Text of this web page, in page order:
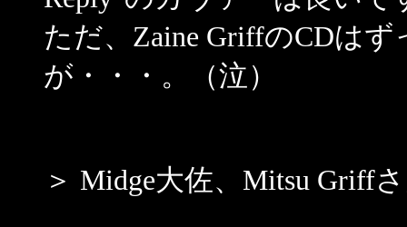
ただ、Zaine GriffのCDは
が・・・。（泣）
＞ Midge大佐、Mitsu Griff